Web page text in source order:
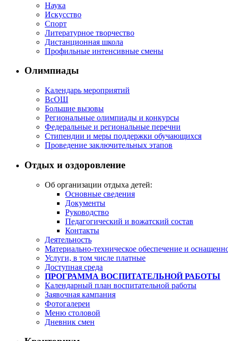
Наука
Искусство
Спорт
Литературное творчество
Дистанционная школа
Профильные интенсивные смены
Олимпиады
Календарь мероприятий
ВсОШ
Большие вызовы
Региональные олимпиады и конкурсы
Федеральные и региональные перечни
Стипендии и меры поддержки обучающихся
Проведение заключительных этапов
Отдых и оздоровление
Об организации отдыха детей:
Основные сведения
Документы
Руководство
Педагогический и вожатский состав
Контакты
Деятельность
Материально-техническое обеспечение и
Услуги, в том числе платные
Доступная среда
ПРОГРАММА ВОСПИТАТЕЛЬНОЙ РАБОТЫ
Календарный план воспитательной работы
Заявочная кампания
Фотогалереи
Меню столовой
Дневник смен